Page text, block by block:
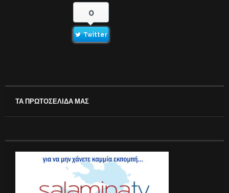
0
Twitter
ΤΑ ΠΡΩΤΟΣΕΛΙΔΑ ΜΑΣ